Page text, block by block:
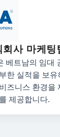
사 마케팅
베트남의 임대
한 실적을 보유
즈니스 환경을
제공합니다.